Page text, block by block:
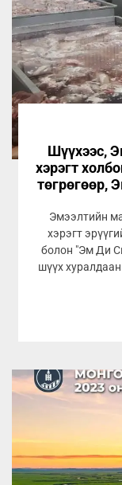
Шүүхээс,
хэрэгт
төгрөгөөр,
Эмээлтийн
хэрэгт
болон "Эм Ди
шүүх